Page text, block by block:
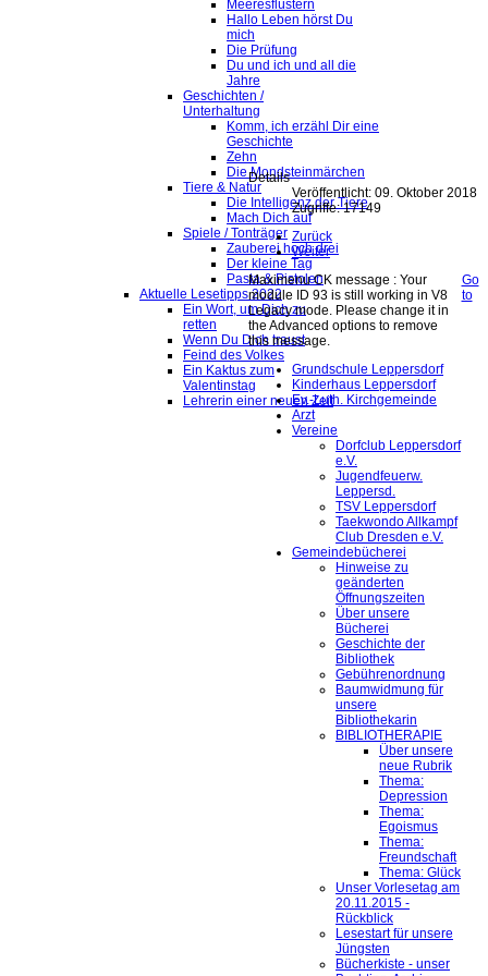
Meeresflüstern
Hallo Leben hörst Du
mich
Die Prüfung
Du und ich und all die
Jahre
Geschichten /
Unterhaltung
Komm, ich erzähl Dir eine
Geschichte
Zehn
Die Mondsteinmärchen
Tiere & Natur
Die Intelligenz der Tiere
Mach Dich auf
Spiele / Tonträger
Zauberei hoch drei
Der kleine Tag
Pasta & Pistolen
Aktuelle Lesetipps 2022
Ein Wort, um Dich zu
retten
Wenn Du Dich traust
Feind des Volkes
Ein Kaktus zum
Valentinstag
Lehrerin einer neuen Zeit
Details
Veröffentlicht: 09. Oktober 2018
Zugriffe: 17149
Zurück
Weiter
Maximenu CK message : Your
module ID 93 is still working in V8
Legacy mode. Please change it in
the Advanced options to remove
this message.
Grundschule Leppersdorf
Kinderhaus Leppersdorf
Ev.-Luth. Kirchgemeinde
Arzt
Vereine
Dorfclub Leppersdorf
e.V.
Jugendfeuerw.
Leppersd.
TSV Leppersdorf
Taekwondo Allkampf
Club Dresden e.V.
Gemeindebücherei
Hinweise zu
geänderten
Öffnungszeiten
Über unsere
Bücherei
Geschichte der
Bibliothek
Gebührenordnung
Baumwidmung für
unsere
Bibliothekarin
BIBLIOTHERAPIE
Über unsere
neue Rubrik
Thema:
Depression
Thema:
Egoismus
Thema:
Freundschaft
Thema: Glück
Unser Vorlesetag am
20.11.2015 -
Rückblick
Lesestart für unsere
Jüngsten
Bücherkiste - unser
Go
to